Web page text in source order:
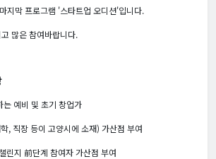
지막 프로그램 '스타트업 오디션'입니다.
많은 참여바랍니다.
예비 및 초기 창업가
, 직장 등이 고양시에 소재) 가산점 부여
린지 前단계 참여자 가산점 부여